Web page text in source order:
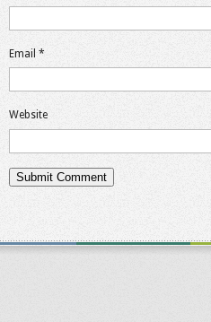
Email *
Website